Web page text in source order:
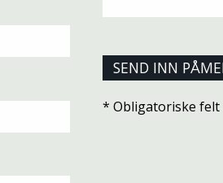
* Obligatoriske felt